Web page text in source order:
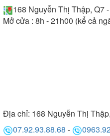
168 Nguyễn Thị Thập, Q7
Mở cửa : 8h - 21h00 (kể cả
Địa chỉ: 168 Nguyễn Thị
07.92.93.88.68 -